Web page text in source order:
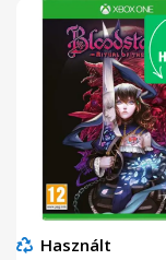
Használt